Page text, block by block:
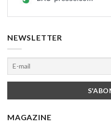
NEWSLETTER
MAGAZINE